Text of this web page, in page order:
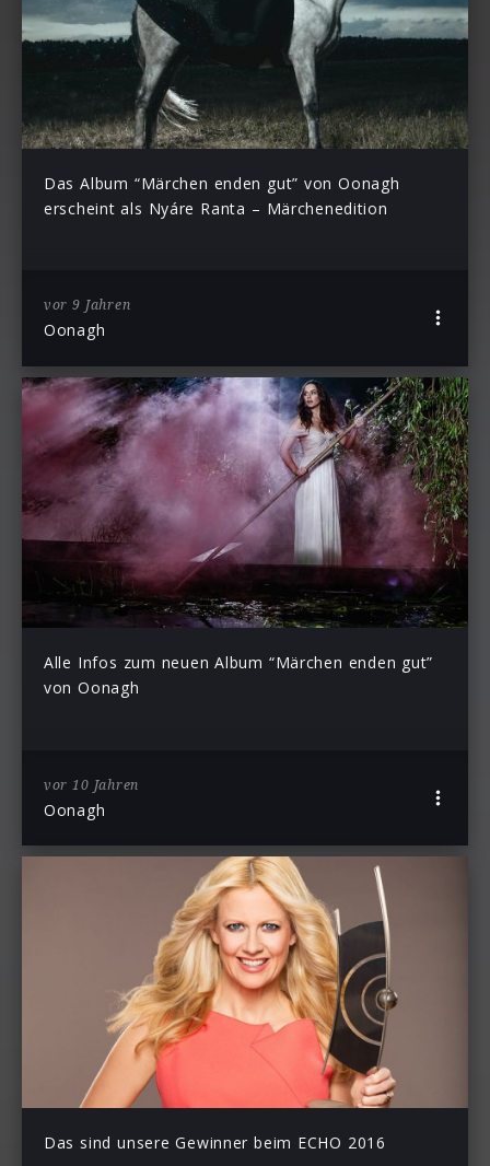
Das Album “Märchen enden gut” von Oonagh
erscheint als Nyáre Ranta – Märchenedition
vor 9 Jahren
Oonagh
Alle Infos zum neuen Album “Märchen enden gut”
von Oonagh
vor 10 Jahren
Oonagh
Das sind unsere Gewinner beim ECHO 2016